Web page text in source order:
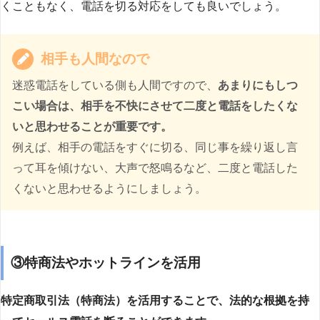
くこともなく、電話を切る対応をしても良いでしょう。
相手も人間なので
迷惑電話をしている側も人間ですので、 あまりにもしつ
こい場合は、相手を不快にさせて二度と電話をしたくな
いと思わせることが重要です。
例えば、相手の電話をすぐに切る、同じ事を繰り返し言
って耳を傾けない、大声で怒鳴るなど、二度と電話した
くないと思わせるようにしましょう。
③特商法やホットラインを活用
特定商取引法（特商法）を活用することで、法的な根拠を持